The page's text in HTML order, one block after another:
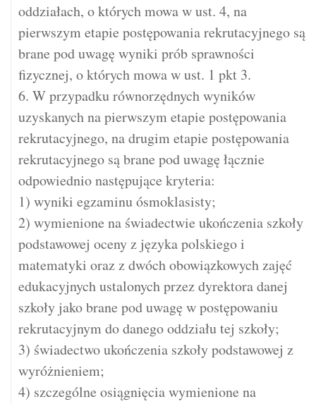
oddziałach, o których mowa w ust. 4, na
pierwszym etapie postępowania rekrutacyjnego są
brane pod uwagę wyniki prób sprawności
fizycznej, o których mowa w ust. 1 pkt 3.
6. W przypadku równorzędnych wyników
uzyskanych na pierwszym etapie postępowania
rekrutacyjnego, na drugim etapie postępowania
rekrutacyjnego są brane pod uwagę łącznie
odpowiednio następujące kryteria:
1) wyniki egzaminu ósmoklasisty;
2) wymienione na świadectwie ukończenia szkoły
podstawowej oceny z języka polskiego i
matematyki oraz z dwóch obowiązkowych zajęć
edukacyjnych ustalonych przez dyrektora danej
szkoły jako brane pod uwagę w postępowaniu
rekrutacyjnym do danego oddziału tej szkoły;
3) świadectwo ukończenia szkoły podstawowej z
wyróżnieniem;
4) szczególne osiągnięcia wymienione na